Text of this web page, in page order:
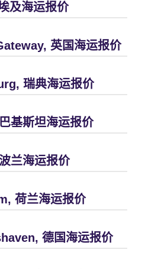
及海运报价
英国海运报价
瑞典海运报价
基斯坦海运报价
兰海运报价
荷兰海运报价
德国海运报价